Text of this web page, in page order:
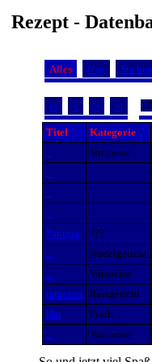
Rezept -
Alles Neu Suchen
|< < > >|
Titel Kategorie
...
Vorspeise
...
...
...
Panizza
???
...
Nudelgericht
...
Vorspeise
ramazan
Reisgericht
Hai
Fisch
...
Vorspeise